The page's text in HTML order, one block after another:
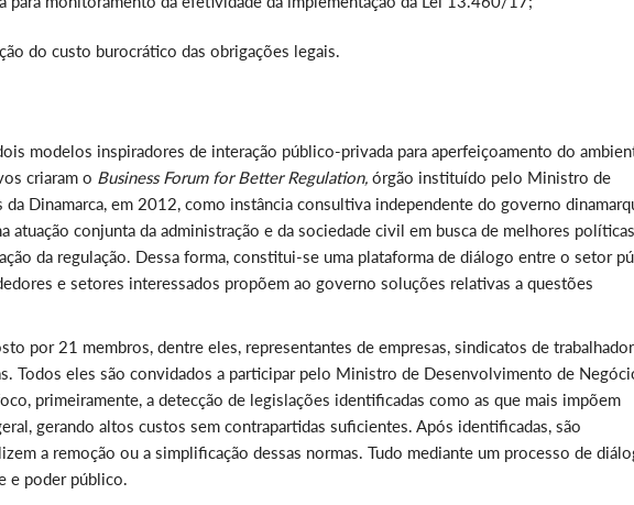
do custo burocrático das obrigações legais.
modelos inspiradores de interação público-privada para aperfeiçoamento do
criaram o Business Forum for Better Regulation, órgão instituído pelo Ministro de
Dinamarca, em 2012, como instância consultiva independente do governo
atuação conjunta da administração e da sociedade civil em busca de melhores
da regulação. Dessa forma, constitui-se uma plataforma de diálogo entre o setor
e setores interessados propõem ao governo soluções relativas a questões
por 21 membros, dentre eles, representantes de empresas, sindicatos de
Todos eles são convidados a participar pelo Ministro de Desenvolvimento de
primeiramente, a detecção de legislações identificadas como as que mais impõem
gerando altos custos sem contrapartidas suficientes. Após identificadas, são
a remoção ou a simplificação dessas normas. Tudo mediante um processo de
e poder público.